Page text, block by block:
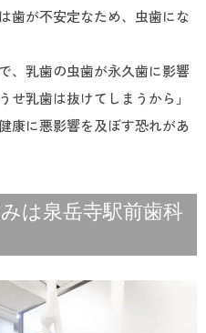
歯が不安定なため、虫歯にな
、乳歯の虫歯が永久歯に影響
せ乳歯は抜けてしまうから」
康に悪影響を及ぼす恐れがあ
は泉岳寺駅前歯科